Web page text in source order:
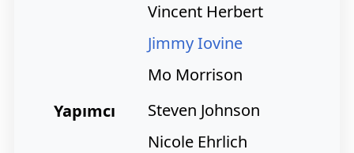
Vincent Herbert
Jimmy Iovine
Mo Morrison
Yapımcı
Steven Johnson
Nicole Ehrlich